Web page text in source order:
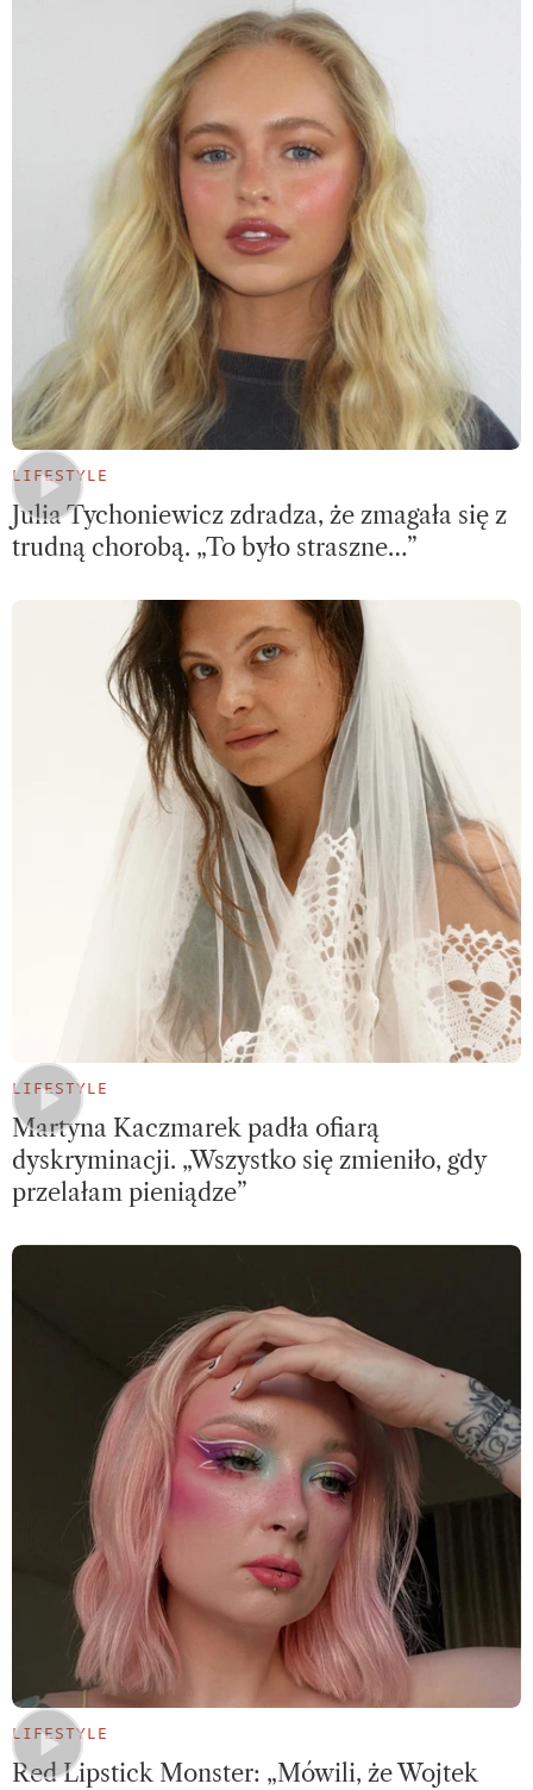
LIFESTYLE
Julia Tychoniewicz zdradza, że zmagała się z
trudną chorobą. „To było straszne…”
LIFESTYLE
Martyna Kaczmarek padła ofiarą
dyskryminacji. „Wszystko się zmieniło, gdy
przelałam pieniądze”
LIFESTYLE
Red Lipstick Monster: „Mówili, że Wojtek